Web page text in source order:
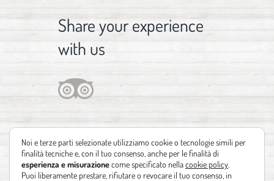
Share your experience
with us
Noi e terze parti selezionate utilizziamo cookie o tecnologie simili per
finalità tecniche e, con il tuo consenso, anche per le finalità di
esperienza e misurazionecome specificato nellacookie policy
Puoi liberamente prestare, rifiutare o revocare il tuo consenso, in